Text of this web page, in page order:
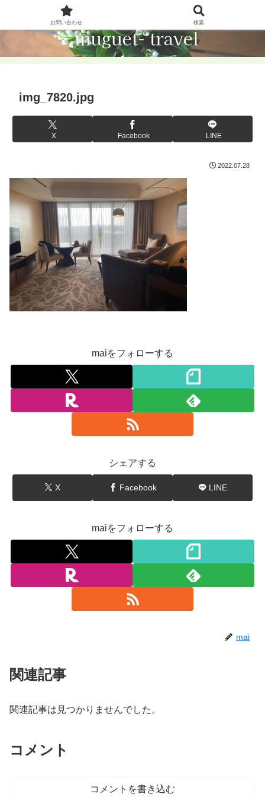
img_7820.jpg
X Facebook LINE
2022.07.28
maiをフォローする
シェアする
X Facebook LINE
maiをフォローする
mai
関連記事
関連記事は見つかりませんでした。
コメント
コメントを書き込む
お問い合わせ 検索